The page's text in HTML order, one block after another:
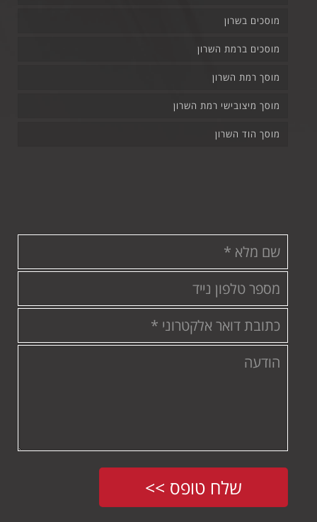
מוסכים בשרון
מוסכים ברמת השרון
מוסך רמת השרון
מוסך מיצובישי רמת השרון
מוסך הוד השרון